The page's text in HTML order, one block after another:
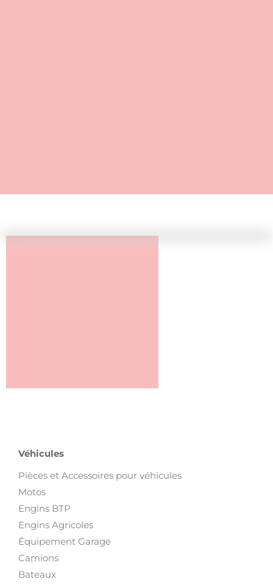
Véhicules
Pièces et Accessoires pour véhicules
Motos
Engins BTP
Engins Agricoles
Équipement Garage
Camions
Bateaux